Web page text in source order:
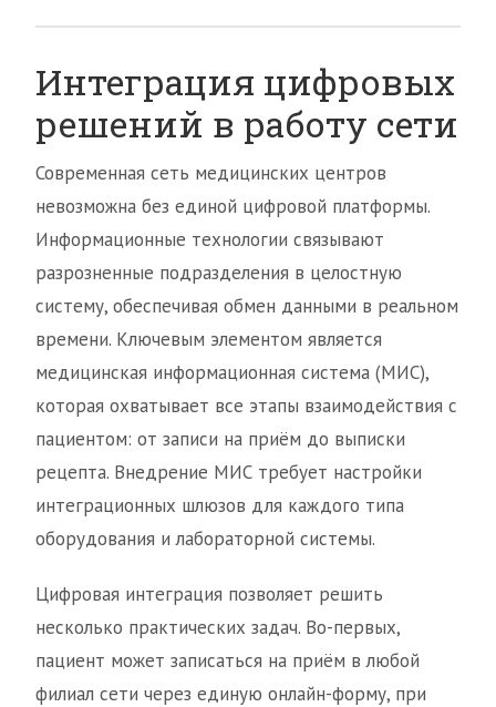
Интеграция цифровых
решений в работу сети
Современная сеть медицинских центров
невозможна без единой цифровой платформы.
Информационные технологии связывают
разрозненные подразделения в целостную
систему, обеспечивая обмен данными в реальном
времени. Ключевым элементом является
медицинская информационная система (МИС),
которая охватывает все этапы взаимодействия с
пациентом: от записи на приём до выписки
рецепта. Внедрение МИС требует настройки
интеграционных шлюзов для каждого типа
оборудования и лабораторной системы.
Цифровая интеграция позволяет решить
несколько практических задач. Во-первых,
пациент может записаться на приём в любой
филиал сети через единую онлайн-форму, при